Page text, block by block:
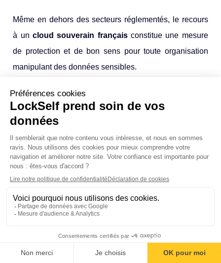
Même en dehors des secteurs réglementés, le recours
à uncloud souverain françaisconstitue une mesure
de protection et de bon sens pour toute organisation
manipulant des données sensibles.
Les données RH, financières, juridiques ou de propriété
confidentialité, de traçabilité et de résilience, que seuls
desenvironnements souverainspeuvent pleinement
garantir.
de logiciels ou prestataires technologiques exposés à
des risques d’espionnage ou à des tentatives
Sommaire